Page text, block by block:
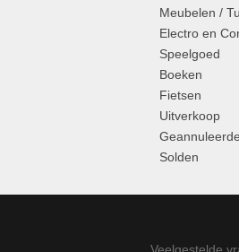
Meubelen /
Electro en
Speelgoed
Boeken
Fietsen
Uitverkoop
Solden